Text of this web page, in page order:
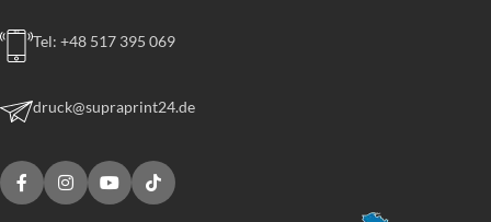
Tel: +48 517 395 069
druck@supraprint24.de